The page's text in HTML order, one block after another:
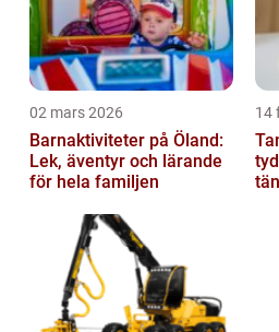
02 mars 2026
Barnaktiviteter på Öland:
Lek, äventyr och lärande
för hela familjen
14